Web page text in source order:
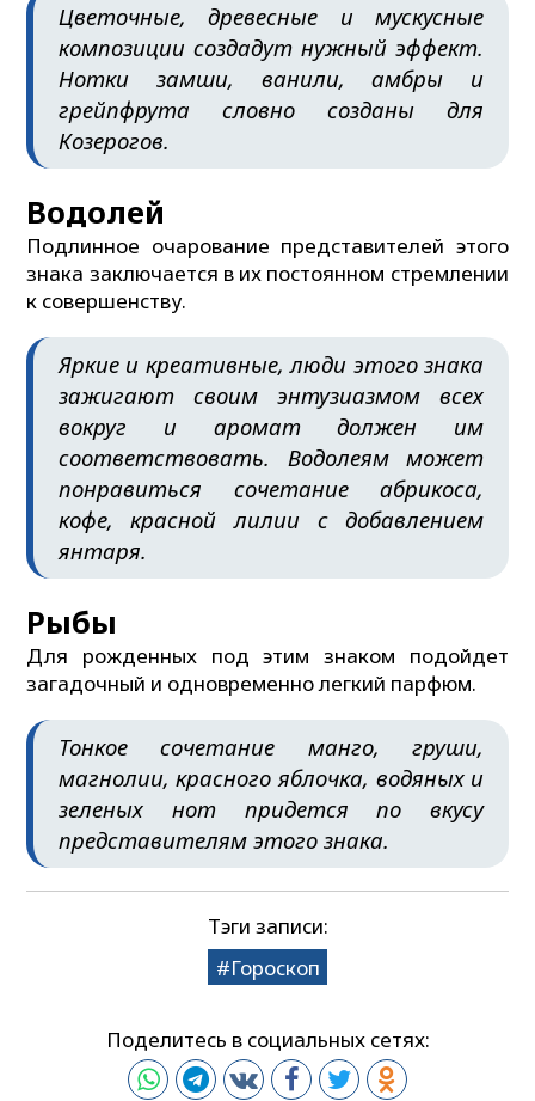
Цветочные, древесные и мускусные
композиции создадут нужный эффект.
Нотки замши, ванили, амбры и
грейпфрута словно созданы для
Козерогов.
Водолей
Подлинное очарование представителей этого
знака заключается в их постоянном стремлении
к совершенству.
Яркие и креативные, люди этого знака
зажигают своим энтузиазмом всех
вокруг и аромат должен им
соответствовать. Водолеям может
понравиться сочетание абрикоса,
кофе, красной лилии с добавлением
янтаря.
Рыбы
Для рожденных под этим знаком подойдет
загадочный и одновременно легкий парфюм.
Тонкое сочетание манго, груши,
магнолии, красного яблочка, водяных и
зеленых нот придется по вкусу
представителям этого знака.
Тэги записи:
Гороскоп
Поделитесь в социальных сетях: